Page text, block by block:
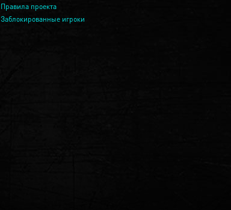
Правила проекта
Заблокированные игроки